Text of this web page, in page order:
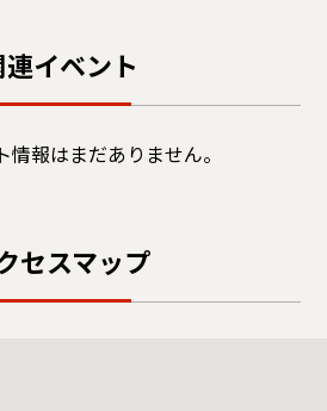
連イベント
情報はまだありません。
セスマップ